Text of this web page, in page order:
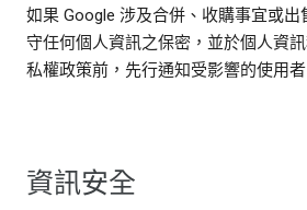
如果 Google 涉及合併、收購事宜或
守任何個人資訊之保密，並於個人資
私權政策前，先行通知受影響的使用者
資訊安全